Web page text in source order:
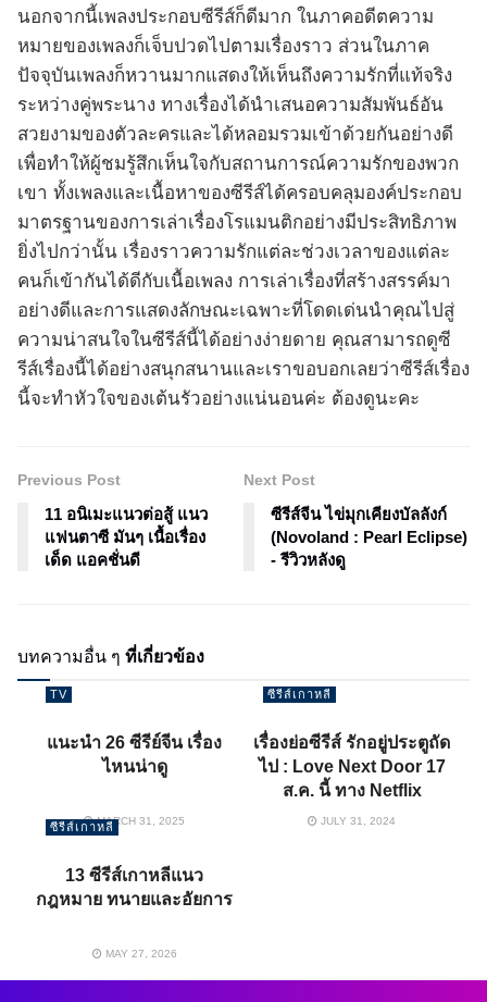
นอกจากนี้เพลงประกอบซีรีส์ก็ดีมาก ในภาคอดีตความ
หมายของเพลงก็เจ็บปวดไปตามเรื่องราว ส่วนในภาค
ปัจจุบันเพลงก็หวานมากแสดงให้เห็นถึงความรักที่แท้จริง
ระหว่างคู่พระนาง ทางเรื่องได้นำเสนอความสัมพันธ์อัน
สวยงามของตัวละครและได้หลอมรวมเข้าด้วยกันอย่างดี
เพื่อทำให้ผู้ชมรู้สึกเห็นใจกับสถานการณ์ความรักของพวก
เขา ทั้งเพลงและเนื้อหาของซีรีส์ได้ครอบคลุมองค์ประกอบ
มาตรฐานของการเล่าเรื่องโรแมนติกอย่างมีประสิทธิภาพ
ยิ่งไปกว่านั้น เรื่องราวความรักแต่ละช่วงเวลาของแต่ละ
คนก็เข้ากันได้ดีกับเนื้อเพลง การเล่าเรื่องที่สร้างสรรค์มา
อย่างดีและการแสดงลักษณะเฉพาะที่โดดเด่นนำคุณไปสู่
ความน่าสนใจในซีรีส์นี้ได้อย่างง่ายดาย คุณสามารถดูซี
รีส์เรื่องนี้ได้อย่างสนุกสนานและเราขอบอกเลยว่าซีรีส์เรื่อง
นี้จะทำหัวใจของเต้นรัวอย่างแน่นอนค่ะ ต้องดูนะคะ
Previous Post
11 อนิเมะแนวต่อสู้ แนว
แฟนตาซี มันๆ เนื้อเรื่อง
เด็ด แอคชั่นดี
Next Post
ซีรีส์จีน ไข่มุกเคียงบัลลังก์
(Novoland : Pearl Eclipse)
- รีวิวหลังดู
บทความอื่น ๆ ที่เกี่ยวข้อง
TV
แนะนำ 26 ซีรีย์จีน เรื่อง
ไหนน่าดู
MARCH 31, 2025
ซีรีส์เกาหลี
เรื่องย่อซีรีส์ รักอยู่ประตูถัด
ไป : Love Next Door 17
ส.ค. นี้ ทาง Netflix
JULY 31, 2024
ซีรีส์เกาหลี
13 ซีรีส์เกาหลีแนว
กฎหมาย ทนายและอัยการ
MAY 27, 2026